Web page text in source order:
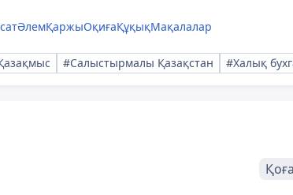
ӘлемҚаржыОқиғаҚұқықМақалалар
#Салыстырмалы Қазақстан #Халық